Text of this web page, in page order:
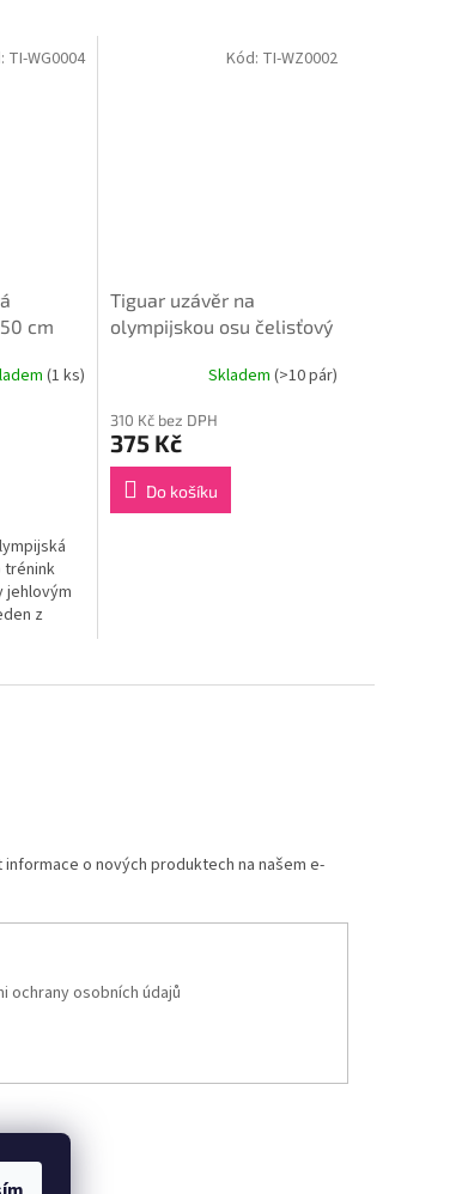
cm
(1 ks)
jehlovým
z
TI-WG0004
Tiguar uzávěr na
olympijskou osu čelisťový
Skladem (>10 pár)
310 Kč bez DPH
375 Kč
Do košíku
Kód: TI-WZ0002
o nových produktech na našem e-
ochrany osobních údajů